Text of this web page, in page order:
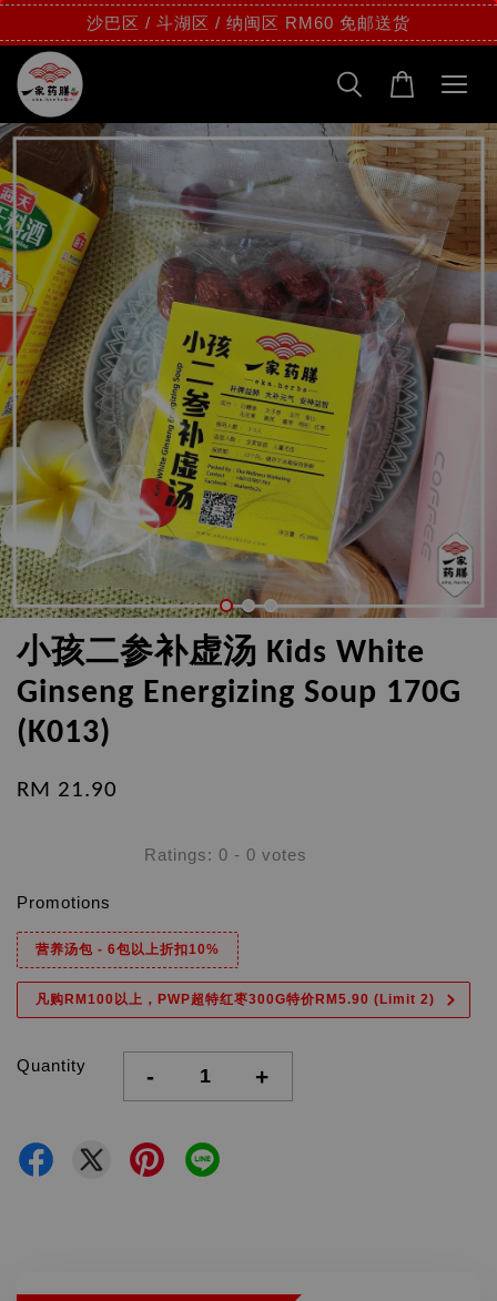
沙巴区 / 斗湖区 / 纳闽区 RM60 免邮送货
小孩二参补虚汤 Kids White
Ginseng Energizing Soup 170G
(K013)
RM 21.90
Ratings: 0 - 0 votes
Promotions
营养汤包 - 6包以上折扣10%
凡购RM100以上，PWP超特红枣300G特价RM5.90 (Limit 2)
Quantity - +